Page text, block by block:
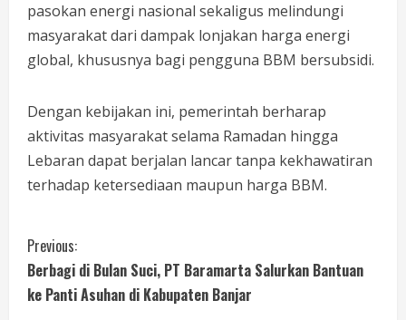
pasokan energi nasional sekaligus melindungi
masyarakat dari dampak lonjakan harga energi
global, khususnya bagi pengguna BBM bersubsidi.
Dengan kebijakan ini, pemerintah berharap
aktivitas masyarakat selama Ramadan hingga
Lebaran dapat berjalan lancar tanpa kekhawatiran
terhadap ketersediaan maupun harga BBM.
Previous:
Berbagi di Bulan Suci, PT Baramarta Salurkan Bantuan
ke Panti Asuhan di Kabupaten Banjar